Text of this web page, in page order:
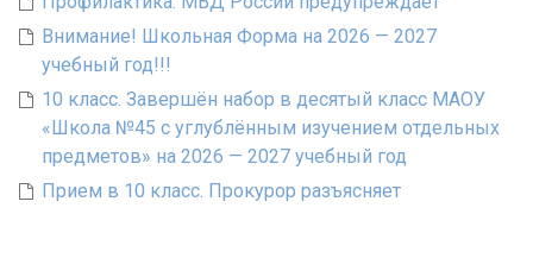
Внимание! Школьная Форма на 2026 — 2027
учебный год!!!
10 класс. Завершён набор в десятый класс МАОУ
«Школа №45 с углублённым изучением отдельных
предметов» на 2026 — 2027 учебный год
Прием в 10 класс. Прокурор разъясняет